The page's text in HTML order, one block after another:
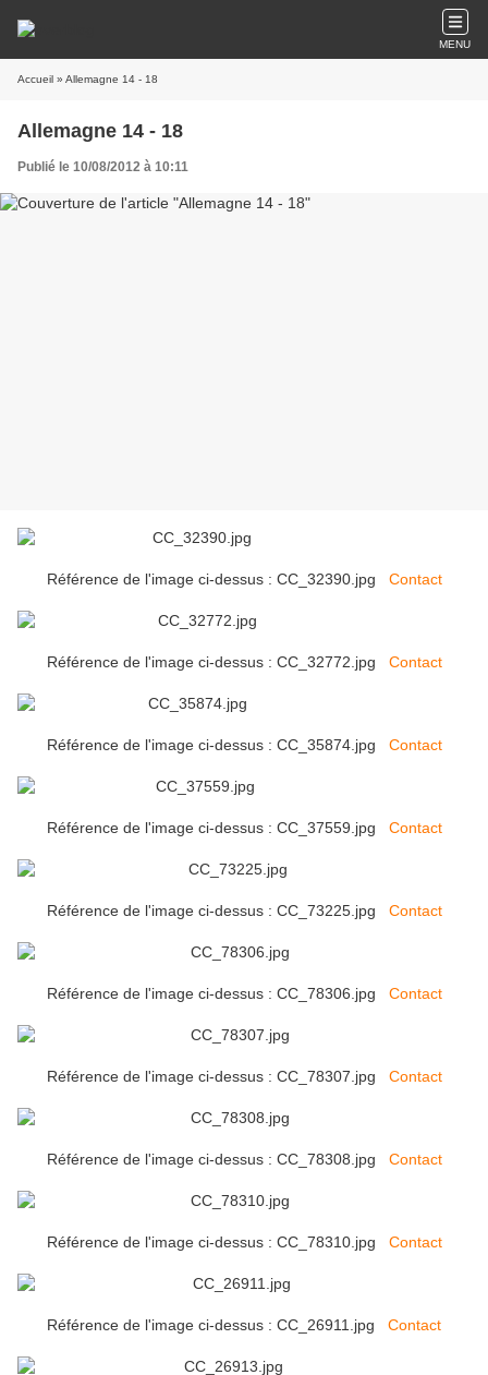
MENU
Accueil » Allemagne 14 - 18
Allemagne 14 - 18
Publié le 10/08/2012 à 10:11
Référence de l'image ci-dessus : CC_32390.jpg Contact
Référence de l'image ci-dessus : CC_32772.jpg Contact
Référence de l'image ci-dessus : CC_35874.jpg Contact
Référence de l'image ci-dessus : CC_37559.jpg Contact
Référence de l'image ci-dessus : CC_73225.jpg Contact
Référence de l'image ci-dessus : CC_78306.jpg Contact
Référence de l'image ci-dessus : CC_78307.jpg Contact
Référence de l'image ci-dessus : CC_78308.jpg Contact
Référence de l'image ci-dessus : CC_78310.jpg Contact
Référence de l'image ci-dessus : CC_26911.jpg Contact